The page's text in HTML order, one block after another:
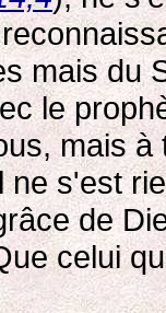
mais du
le
mais
ne s'est
de
celui